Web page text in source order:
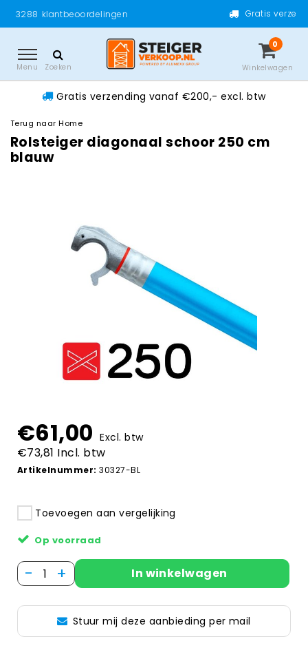
Gratis verzending vanaf €200,-
Menu Zoeken
0
Winkelwagen
Gratis verzending vanaf €200,- excl. btw
Terug naar Home
Rolsteiger diagonaal schoor 250 cm
blauw
€61,00 Excl. btw
€73,81 Incl. btw
Artikelnummer: 30327-BL
Toevoegen aan vergelijking
Op voorraad
- + In winkelwagen
Stuur mij deze aanbieding per mail